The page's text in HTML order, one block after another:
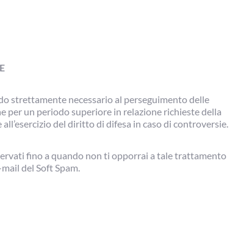
strettamente necessario al perseguimento delle
per un periodo superiore in relazione richieste della
del diritto di difesa in caso di controversie.
fino a quando non ti opporrai a tale trattamento
del Soft Spam.